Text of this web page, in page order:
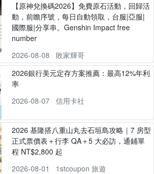
【原神兌換碼2026】免費原石活動，回歸活
動，前瞻序號，每日自動領取，台服|亞服|
國際服|分享串。Genshin Impact free
number
2026-08-08
敗家輝哥
2026銀行美元定存方案推薦：最高12%年利
率
2026-08-07
信用卡社
2026 基隆搭八重山丸去石垣島攻略｜7 房型
正式票價表＋行李 QA＋5 大必訪，通鋪單
程 NT$2,800 起
2026-08-01
1stcoupon 旅遊